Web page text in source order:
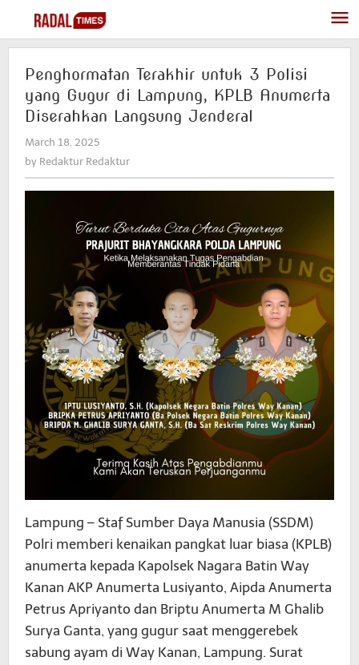
content
Penghormatan Terakhir untuk 3 Polisi
yang Gugur di Lampung, KPLB Anumerta
Diserahkan Langsung Jenderal
March 18, 2025
Redaktur
by Redaktur Redaktur
Lampung – Staf Sumber Daya Manusia (SSDM)
Polri memberi kenaikan pangkat luar biasa (KPLB)
anumerta kepada Kapolsek Nagara Batin Way
Kanan AKP Anumerta Lusiyanto, Aipda Anumerta
Petrus Apriyanto dan Briptu Anumerta M Ghalib
Surya Ganta, yang gugur saat menggerebek
sabung ayam di Way Kanan, Lampung. Surat